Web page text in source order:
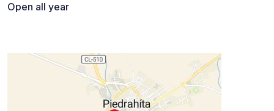
Open all year